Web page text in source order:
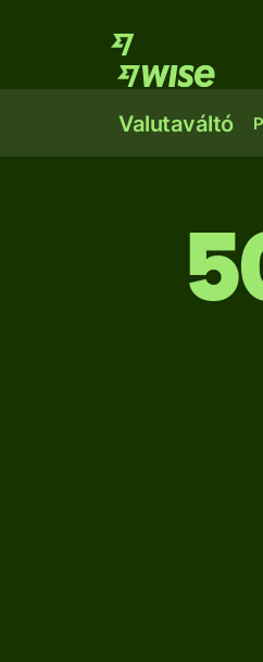
Valutaváltó